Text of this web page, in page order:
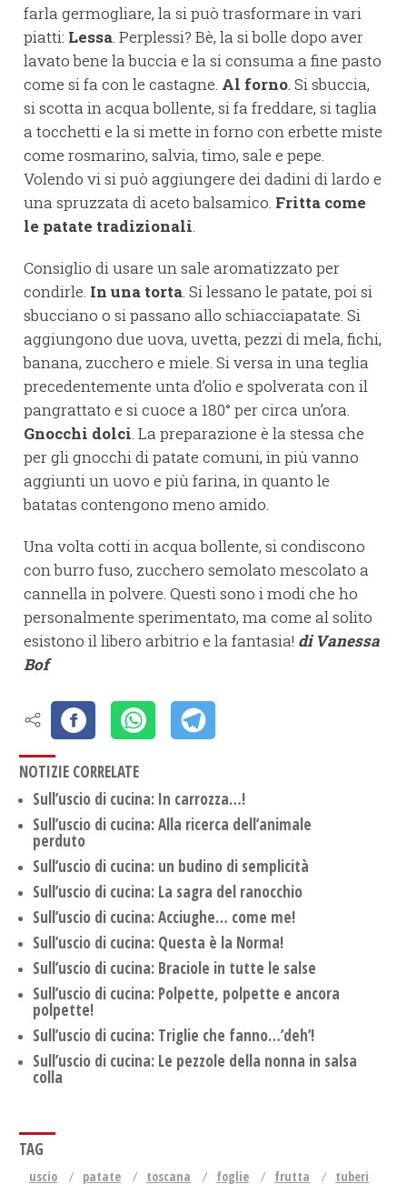
farla germogliare, la si può trasformare in vari
piatti: Lessa. Perplessi? Bè, la si bolle dopo aver
lavato bene la buccia e la si consuma a fine pasto
come si fa con le castagne. Al forno. Si sbuccia,
si scotta in acqua bollente, si fa freddare, si taglia
a tocchetti e la si mette in forno con erbette miste
come rosmarino, salvia, timo, sale e pepe.
Volendo vi si può aggiungere dei dadini di lardo e
una spruzzata di aceto balsamico. Fritta come
le patate tradizionali.
Consiglio di usare un sale aromatizzato per
condirle. In una torta. Si lessano le patate, poi si
sbucciano o si passano allo schiacciapatate. Si
aggiungono due uova, uvetta, pezzi di mela, fichi,
banana, zucchero e miele. Si versa in una teglia
precedentemente unta d’olio e spolverata con il
pangrattato e si cuoce a 180° per circa un’ora.
Gnocchi dolci. La preparazione è la stessa che
per gli gnocchi di patate comuni, in più vanno
aggiunti un uovo e più farina, in quanto le
batatas contengono meno amido.
Una volta cotti in acqua bollente, si condiscono
con burro fuso, zucchero semolato mescolato a
cannella in polvere. Questi sono i modi che ho
personalmente sperimentato, ma come al solito
esistono il libero arbitrio e la fantasia! di Vanessa
Bof
NOTIZIE CORRELATE
Sull’uscio di cucina: In carrozza…!
Sull’uscio di cucina: Alla ricerca dell’animale
perduto
Sull’uscio di cucina: un budino di semplicità
Sull’uscio di cucina: La sagra del ranocchio
Sull’uscio di cucina: Acciughe… come me!
Sull’uscio di cucina: Questa è la Norma!
Sull’uscio di cucina: Braciole in tutte le salse
Sull’uscio di cucina: Polpette, polpette e ancora
polpette!
Sull’uscio di cucina: Triglie che fanno…’deh’!
Sull’uscio di cucina: Le pezzole della nonna in salsa
colla
TAG
uscio patate toscana foglie frutta
tuberi